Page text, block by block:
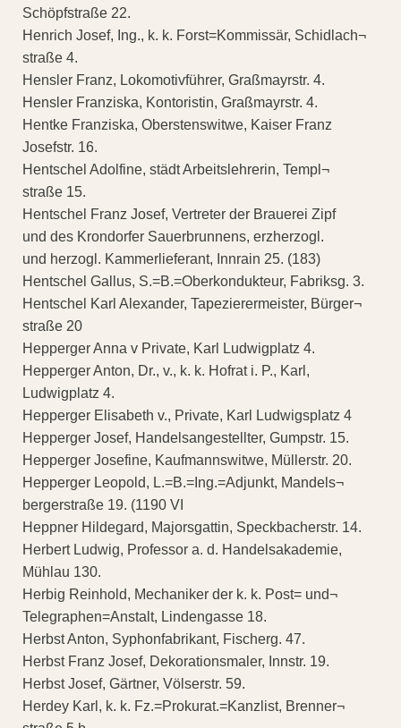
Schöpfstraße 22.
Henrich Josef, Ing., k. k. Forst=Kommissär, Schidlach¬
straße 4.
Hensler Franz, Lokomotivführer, Graßmayrstr. 4.
Hensler Franziska, Kontoristin, Graßmayrstr. 4.
Hentke Franziska, Oberstenswitwe, Kaiser Franz
Josefstr. 16.
Hentschel Adolfine, städt Arbeitslehrerin, Templ¬
straße 15.
Hentschel Franz Josef, Vertreter der Brauerei Zipf
und des Krondorfer Sauerbrunnens, erzherzogl.
und herzogl. Kammerlieferant, Innrain 25. (183)
Hentschel Gallus, S.=B.=Oberkondukteur, Fabriksg. 3.
Hentschel Karl Alexander, Tapezierermeister, Bürger¬
straße 20
Hepperger Anna v Private, Karl Ludwigplatz 4.
Hepperger Anton, Dr., v., k. k. Hofrat i. P., Karl,
Ludwigplatz 4.
Hepperger Elisabeth v., Private, Karl Ludwigsplatz 4
Hepperger Josef, Handelsangestellter, Gumpstr. 15.
Hepperger Josefine, Kaufmannswitwe, Müllerstr. 20.
Hepperger Leopold, L.=B.=Ing.=Adjunkt, Mandels¬
bergerstraße 19. (1190 VI
Heppner Hildegard, Majorsgattin, Speckbacherstr. 14.
Herbert Ludwig, Professor a. d. Handelsakademie,
Mühlau 130.
Herbig Reinhold, Mechaniker der k. k. Post= und¬
Telegraphen=Anstalt, Lindengasse 18.
Herbst Anton, Syphonfabrikant, Fischerg. 47.
Herbst Franz Josef, Dekorationsmaler, Innstr. 19.
Herbst Josef, Gärtner, Völserstr. 59.
Herdey Karl, k. k. Fz.=Prokurat.=Kanzlist, Brenner¬